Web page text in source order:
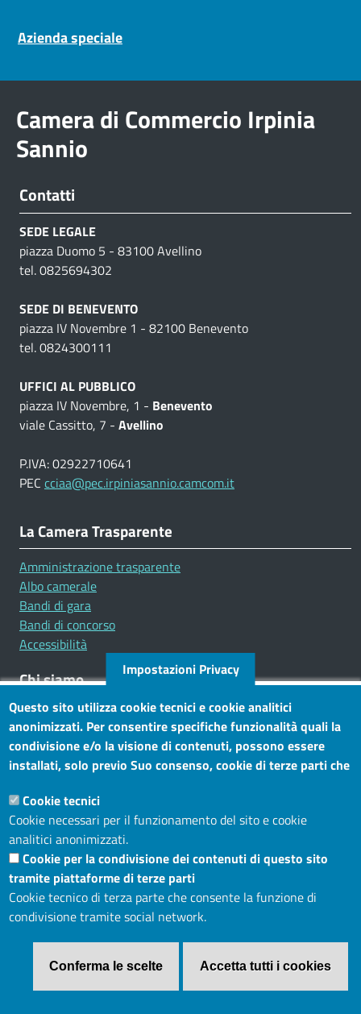
Azienda speciale
Camera di Commercio Irpinia
Sannio
Contatti
SEDE LEGALE
piazza Duomo 5 - 83100 Avellino
tel. 0825694302
SEDE DI BENEVENTO
piazza IV Novembre 1 - 82100 Benevento
tel. 0824300111
UFFICI AL PUBBLICO
piazza IV Novembre, 1 - Benevento
viale Cassitto, 7 - Avellino
P.IVA: 02922710641
PEC cciaa@pec.irpiniasannio.camcom.it
La Camera Trasparente
Amministrazione trasparente
Albo camerale
Bandi di gara
Bandi di concorso
Accessibilità
Chi siamo
Mission
Statuto e carta dei servizi
Social
Sito web
Accesso riservato
Mappa del sito
Impostazioni Privacy
Questo sito utilizza cookie tecnici e cookie analitici
anonimizzati. Per consentire specifiche funzionalità quali la
condivisione e/o la visione di contenuti, possono essere
installati, solo previo Suo consenso, cookie di terze parti che
questo banner, può accettare tutti i cookies, selezionare le
categorie di cookie di cui consente l’utilizzo e/o modificare le
Sue preferenze. Per vedere la Cookie Policy completa, clicchi
Maggiori informazioni
Cookie tecnici
Cookie necessari per il funzionamento del sito e cookie
analitici anonimizzati.
Cookie per la condivisione dei contenuti di questo sito
tramite piattaforme di terze parti
Cookie tecnico di terza parte che consente la funzione di
condivisione tramite social network.
Conferma le scelte Accetta tutti i cookies